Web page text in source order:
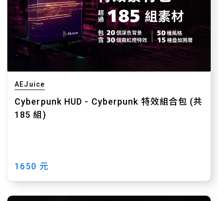
AEJuice
Cyberpunk HUD - Cyberpunk 特效組合包 (共
185 組)
1650 元